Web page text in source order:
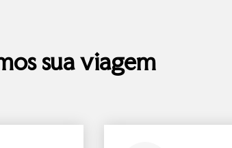
sua viagem